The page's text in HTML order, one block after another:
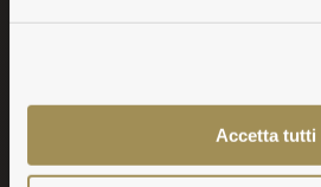
Accetta tutti